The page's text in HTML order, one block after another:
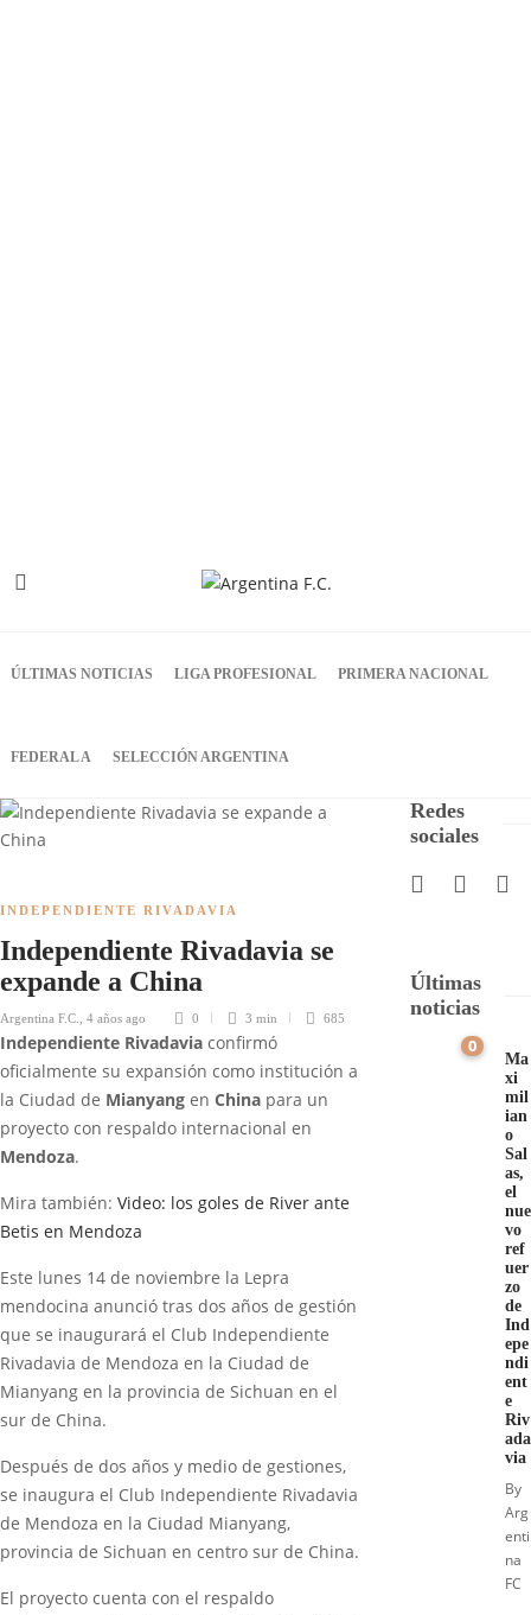
ÚLTIMAS NOTICIAS LIGA PROFESIONAL PRIMERA NACIONAL
FEDERAL A SELECCIÓN ARGENTINA
INDEPENDIENTE RIVADAVIA
Independiente Rivadavia se
expande a China
Argentina F.C. 4 años ago 0 3 min 685
Independiente Rivadavia confirmó
oficialmente su expansión como institución a
la Ciudad de Mianyang en China para un
proyecto con respaldo internacional en
Mendoza.
Mira también: Video: los goles de River ante
Betis en Mendoza
Este lunes 14 de noviembre la Lepra
mendocina anunció tras dos años de gestión
que se inaugurará el Club Independiente
Rivadavia de Mendoza en la Ciudad de
Mianyang en la provincia de Sichuan en el
sur de China.
Después de dos años y medio de gestiones,
se inaugura el Club Independiente Rivadavia
de Mendoza en la Ciudad Mianyang,
provincia de Sichuan en centro sur de China.
El proyecto cuenta con el respaldo
Redes
sociales
Últimas
noticias
0
Ma
xi
mil
ian
o
Sal
as,
el
nue
vo
ref
uer
zo
de
Ind
epe
ndi
ent
e
Riv
ada
via
By
Arg
enti
na
FC